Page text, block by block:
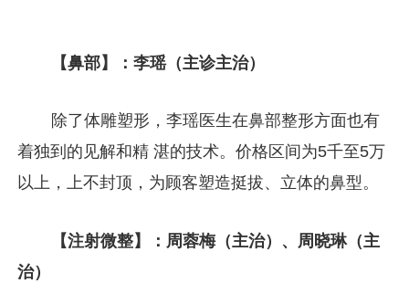
【鼻部】：李瑶（主诊主治）
除了体雕塑形，李瑶医生在鼻部整形方面也有
着独到的见解和精 湛的技术。价格区间为5千至5万
以上，上不封顶，为顾客塑造挺拔、立体的鼻型。
【注射微整】：周蓉梅（主治）、周晓琳（主
治）